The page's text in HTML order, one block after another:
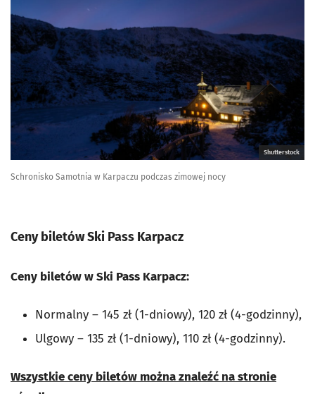
Shutterstock
Schronisko Samotnia w Karpaczu podczas zimowej nocy
Ceny biletów Ski Pass Karpacz
Ceny biletów w Ski Pass Karpacz:
Normalny – 145 zł (1-dniowy), 120 zł (4-godzinny),
Ulgowy – 135 zł (1-dniowy), 110 zł (4-godzinny).
Wszystkie ceny biletów można znaleźć na stronie